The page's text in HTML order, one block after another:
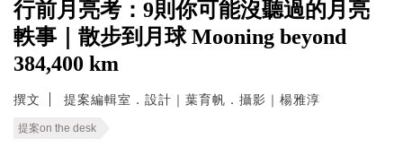
行前月亮考：9則你可能沒聽過的月亮
軼事｜散步到月球 Mooning beyond
384,400 km
撰文 提案編輯室．設計｜葉育帆．攝影｜楊雅淳
提案on the desk